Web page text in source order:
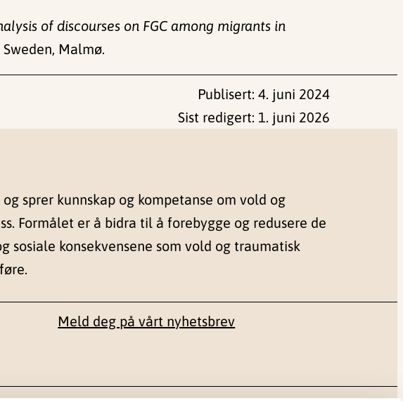
of discourses on FGC among migrants in
Malmø.
Publisert: 4. juni 2024
Sist redigert: 1. juni 2026
og sprer kunnskap og kompetanse om vold og
Formålet er å bidra til å forebygge og redusere de
sosiale konsekvensene som vold og traumatisk
Meld deg på vårt nyhetsbrev